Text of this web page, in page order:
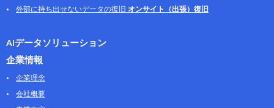
外部に持ち出せないデータの復旧 オンサイト（出張）復旧
AIデータソリューション
企業情報
企業理念
会社概要